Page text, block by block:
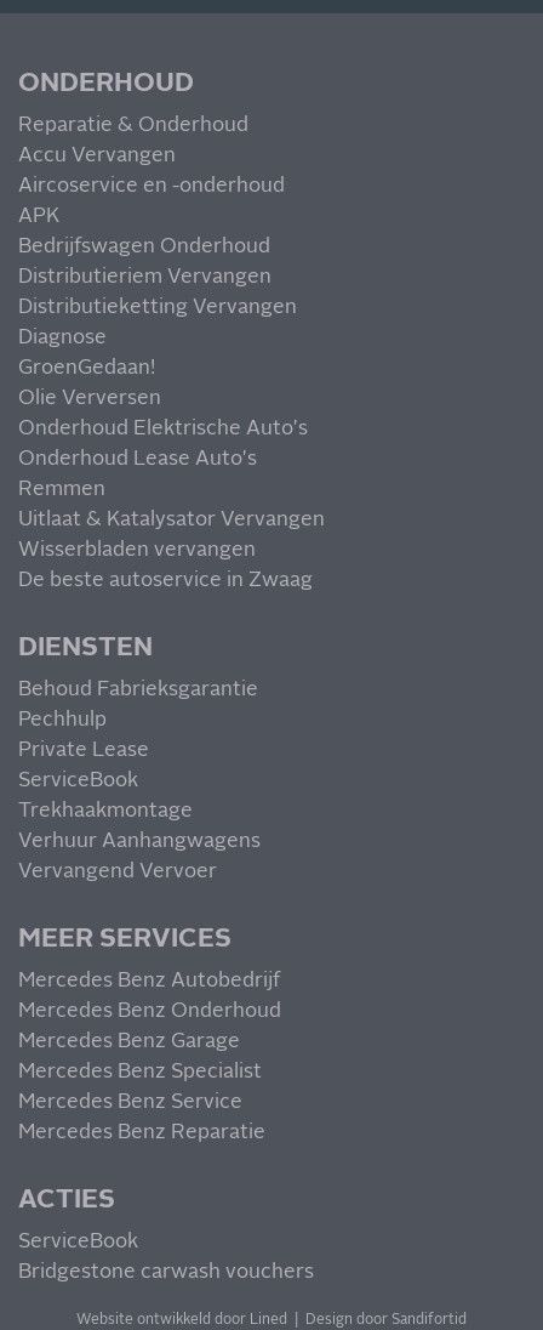
ONDERHOUD
Reparatie & Onderhoud
Accu Vervangen
Aircoservice en -onderhoud
APK
Bedrijfswagen Onderhoud
Distributieriem Vervangen
Distributieketting Vervangen
Diagnose
GroenGedaan!
Olie Verversen
Onderhoud Elektrische Auto's
Onderhoud Lease Auto's
Remmen
Uitlaat & Katalysator Vervangen
Wisserbladen vervangen
De beste autoservice in Zwaag
DIENSTEN
Behoud Fabrieksgarantie
Pechhulp
Private Lease
ServiceBook
Trekhaakmontage
Verhuur Aanhangwagens
Vervangend Vervoer
MEER SERVICES
Mercedes Benz Autobedrijf
Mercedes Benz Onderhoud
Mercedes Benz Garage
Mercedes Benz Specialist
Mercedes Benz Service
Mercedes Benz Reparatie
ACTIES
ServiceBook
Bridgestone carwash vouchers
Website ontwikkeld door Lined Design door Sandifortid